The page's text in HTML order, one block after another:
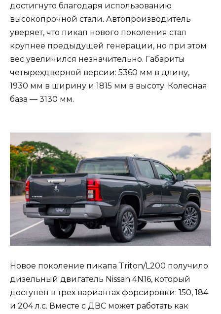
достигнуто благодаря использованию
высокопрочной стали. Автопроизводитель
уверяет, что пикап нового поколения стал
крупнее предыдущей генерации, но при этом
вес увеличился незначительно. Габариты
четырехдверной версии: 5360 мм в длину,
1930 мм в ширину и 1815 мм в высоту. Колесная
база — 3130 мм.
Новое поколение пикапа Triton/L200 получило
дизельный двигатель Nissan 4N16, который
доступен в трех вариантах форсировки: 150, 184
и 204 л.с. Вместе с ДВС может работать как